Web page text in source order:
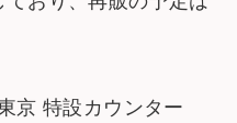
京 特設カウンター